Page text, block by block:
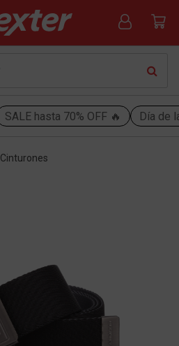
SALE hasta 70% OFF 🔥 Día de
Cinturones